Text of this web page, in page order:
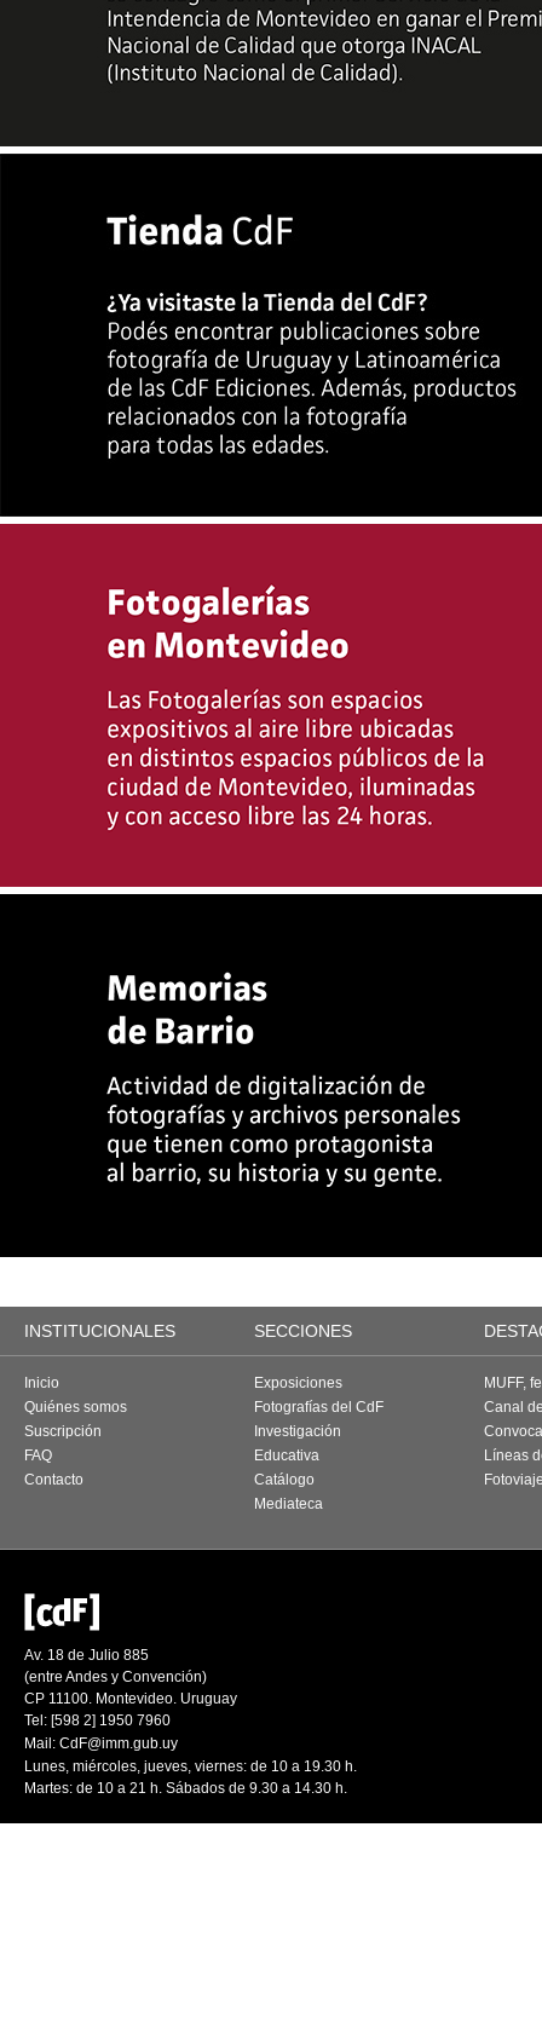
INSTITUCIONALES SECCIONES
Inicio
Quiénes somos
Suscripción
FAQ
Contacto
Exposiciones
Fotografías del CdF
Investigación
Educativa
Catálogo
Mediateca
MUFF,
Canal
Líneas
Av. 18 de Julio 885
(entre Andes y Convención)
CP 11100. Montevideo. Uruguay
Tel: [598 2] 1950 7960
Mail: CdF@imm.gub.uy
Lunes, miércoles, jueves, viernes: de 10 a 19.30 h.
Martes: de 10 a 21 h. Sábados de 9.30 a 14.30 h.